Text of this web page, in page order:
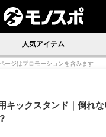
人気アイテム
ージはプロモーションを含みます
キックスタンド｜倒れ